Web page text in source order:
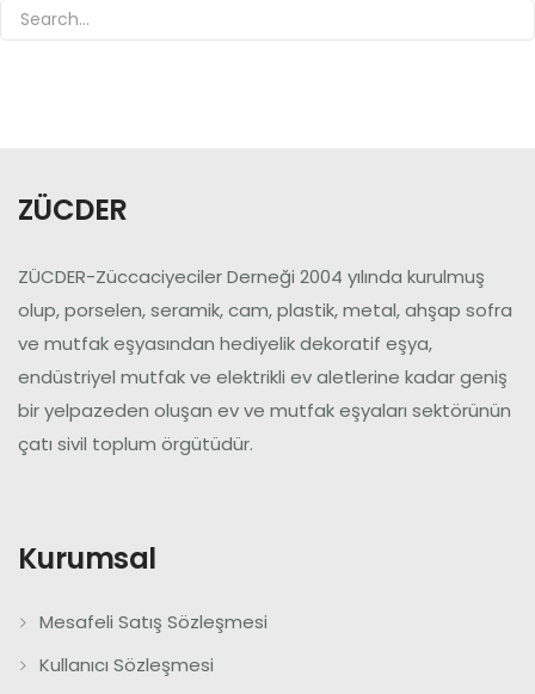
0
ZÜCDER
ZÜCDER-Züccaciyeciler Derneği 2004 yılında kurulmuş
olup, porselen, seramik, cam, plastik, metal, ahşap sofra
ve mutfak eşyasından hediyelik dekoratif eşya,
endüstriyel mutfak ve elektrikli ev aletlerine kadar geniş
bir yelpazeden oluşan ev ve mutfak eşyaları sektörünün
çatı sivil toplum örgütüdür.
Kurumsal
Mesafeli Satış Sözleşmesi
Kullanıcı Sözleşmesi